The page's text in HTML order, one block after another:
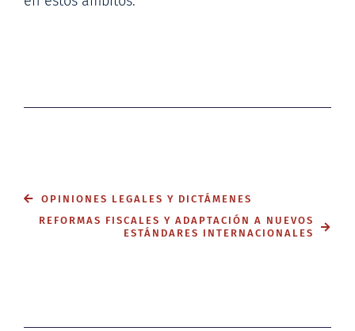
OPINIONES LEGALES Y DICTÁMENES
REFORMAS FISCALES Y ADAPTACIÓN A NUEVOS
ESTÁNDARES INTERNACIONALES